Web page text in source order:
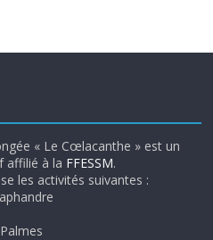
« Le Cœlacanthe » est un
affilié à la FFESSM.
les activités suivantes :